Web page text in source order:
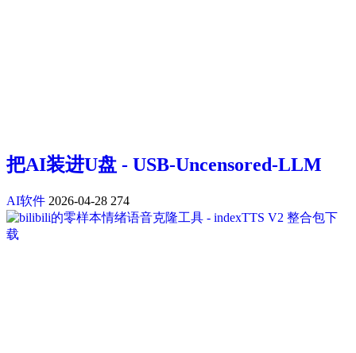
把AI装进U盘 - USB-Uncensored-LLM
AI软件 2026-04-28 274